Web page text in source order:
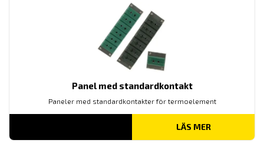
Panel med standardkontakt
Paneler med standardkontakter för termoelement
LÄS MER